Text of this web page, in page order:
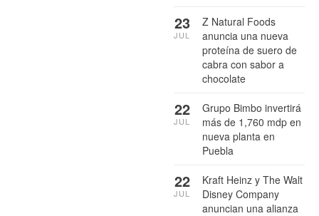
Z Natural Foods
anuncia una nueva
proteína de suero de
cabra con sabor a
chocolate
23
JUL
Grupo Bimbo invertirá
más de 1,760 mdp en
nueva planta en
Puebla
22
JUL
Kraft Heinz y The Walt
Disney Company
anuncian una alianza
22
JUL